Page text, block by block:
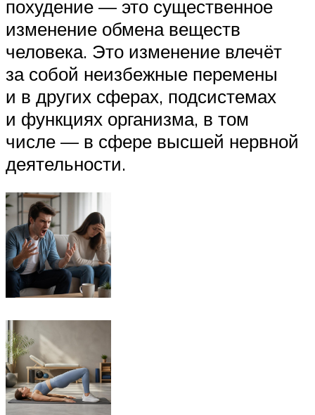
похудение — это существенное
изменение обмена веществ
человека. Это изменение влечёт
за собой неизбежные перемены
и в других сферах, подсистемах
и функциях организма, в том
числе — в сфере высшей нервной
деятельности.